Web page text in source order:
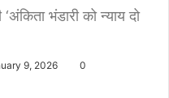
भंडारी को न्याय दो
9, 2026 0